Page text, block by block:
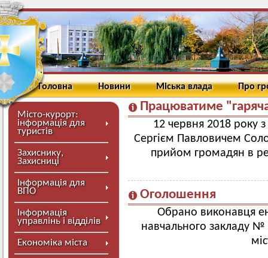
Головна Новини Міська влада Про
Місто-курорт:
інформація для
туристів
Захиснику,
Захисниці
Інформація для
ВПО
Інформація
управлінь і відділів
Економіка міста
Працюватиме
12 червня 2018 року
Сергієм Павловичем
прийом громадян в
Оголошення
Обрано виконавця
навчального закладу